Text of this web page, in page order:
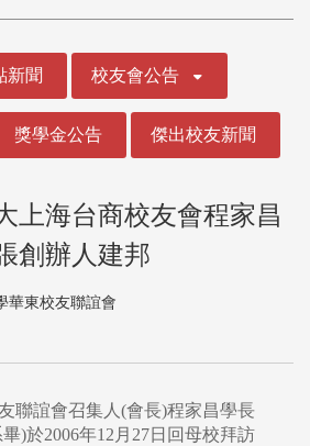
新聞 校友會公告
獎學金公告 傑出校友新聞
上海台商校友會程家昌
創辦人建邦
華東校友聯誼會
聯誼會召集人(會長)程家昌學長
)於2006年12月27日回母校拜訪